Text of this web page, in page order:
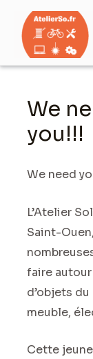
contenu
We
you!!!
We need
L’Atelier
Saint-
faire autour
d’objets
meuble,
Cette
Navigation
articles